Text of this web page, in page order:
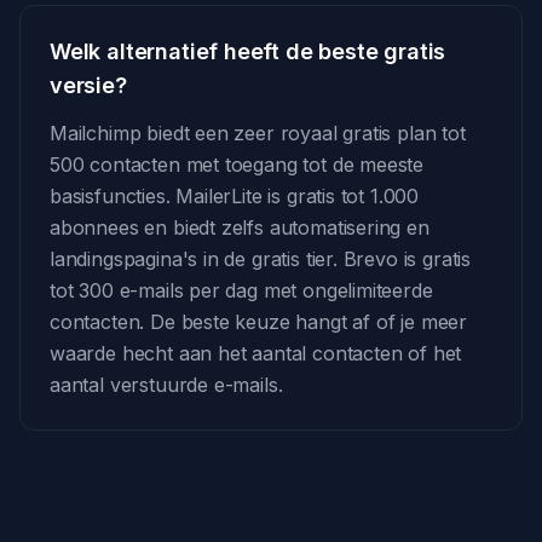
Welk alternatief heeft de beste gratis
versie?
Mailchimp biedt een zeer royaal gratis plan tot
500 contacten met toegang tot de meeste
basisfuncties. MailerLite is gratis tot 1.000
abonnees en biedt zelfs automatisering en
landingspagina's in de gratis tier. Brevo is gratis
tot 300 e-mails per dag met ongelimiteerde
contacten. De beste keuze hangt af of je meer
waarde hecht aan het aantal contacten of het
aantal verstuurde e-mails.